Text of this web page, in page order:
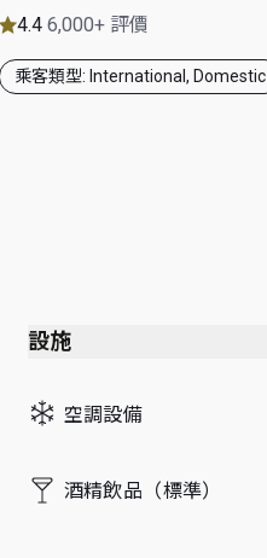
4.4 6,000+ 評價
乘客類型: International, Domestic
設施
空調設備
酒精飲品（標準）